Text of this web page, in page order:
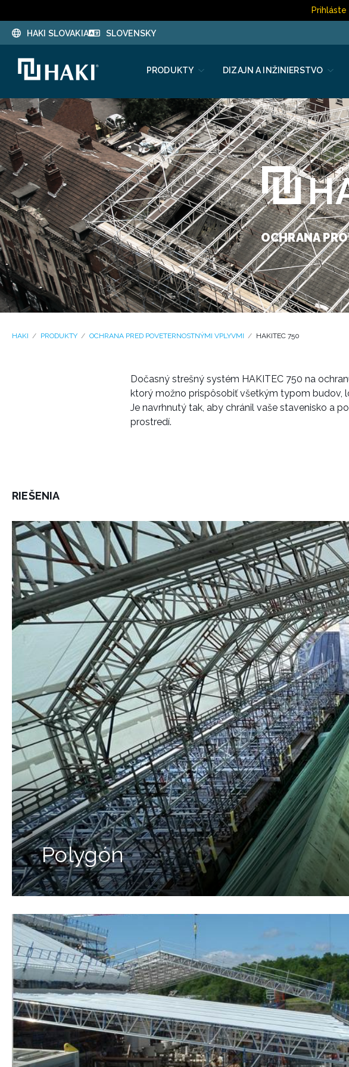
HAKI SLOVAKIA SLOVENSKY
PRODUKTY DIZAJN A INŽINIERSTVO
OCHRANA
HAKI PRODUKTY OCHRANA PRED POVETERNOSTNÝMI VPLYVMI HAKITEC 750
Dočasný strešný systém HAKITEC 750 na
ktorý možno prispôsobiť všetkým typom budov,
Je navrhnutý tak, aby chránil vaše stavenisko a
prostredí.
RIEŠENIA
Polygón